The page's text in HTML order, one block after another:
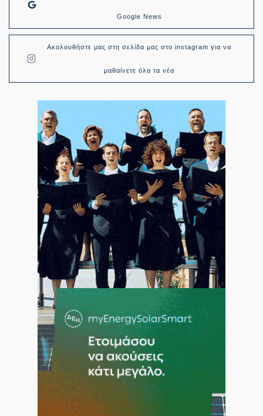
Google News
Ακολουθήστε μας στη σελίδα μας στο instagram για να
μαθαίνετε όλα τα νέα